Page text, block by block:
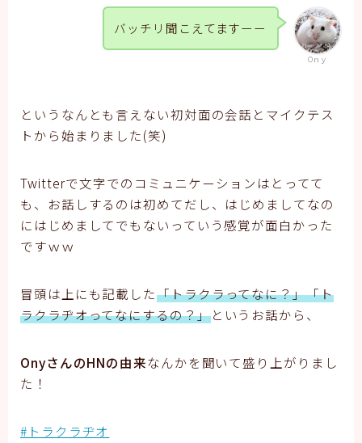
Oｎｙ
バッチリ聞こえてますーー
というなんとも言えない初対面の会話とマイクテス
トから始まりました(笑)
Twitterで文字でのコミュニケーションはとってて
も、お話しするのは初めてだし、はじめましてなの
にはじめましてでもないっていう感覚が面白かった
ですｗｗ
冒頭は上にも記載した「トラクラってなに？」「ト
ラクラヂオってなにするの？」というお話から、
OnyさんのHNの由来なんかを聞いて盛り上がりまし
た！
#トラクラヂオ